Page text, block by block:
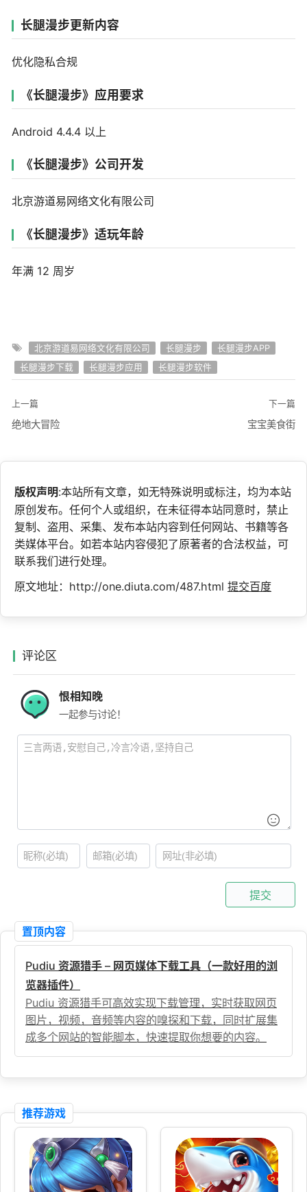
长腿漫步更新内容
优化隐私合规
《长腿漫步》应用要求
Android 4.4.4 以上
《长腿漫步》公司开发
北京游道易网络文化有限公司
《长腿漫步》适玩年龄
年满 12 周岁
北京游道易网络文化有限公司 长腿漫步
长腿漫步APP
长腿漫步下载
长腿漫步应用 长腿漫步软件
上一篇
绝地大冒险
下一篇
宝宝美食街
版权声明:本站所有文章，如无特殊说明或标注，均为本站
原创发布。任何个人或组织，在未征得本站同意时，禁止
复制、盗用、采集、发布本站内容到任何网站、书籍等各
类媒体平台。如若本站内容侵犯了原著者的合法权益，可
联系我们进行处理。
原文地址：http://one.diuta.com/487.html 提交百度
评论区
恨相知晚
一起参与讨论！
提交
置顶内容
Pudiu 资源猎手 – 网页媒体下载工具（一款好用的浏
览器插件）
Pudiu 资源猎手可高效实现下载管理，实时获取网页
图片，视频，音频等内容的嗅探和下载，同时扩展集
成多个网站的智能脚本，快速提取你想要的内容。
推荐游戏